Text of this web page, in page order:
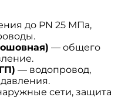
до PN 25 МПа,
— общего
— водопровод,
сети, защита